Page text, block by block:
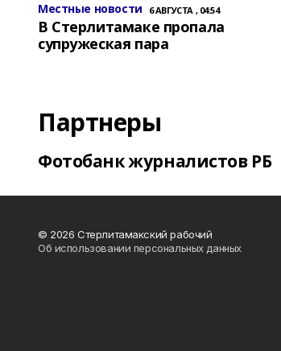
Местные новости 6 АВГУСТА , 04:54
В Стерлитамаке пропала
супружеская пара
Партнеры
Фотобанк журналистов РБ
© 2026 Стерлитамакский рабочий
Об использовании персональных данных